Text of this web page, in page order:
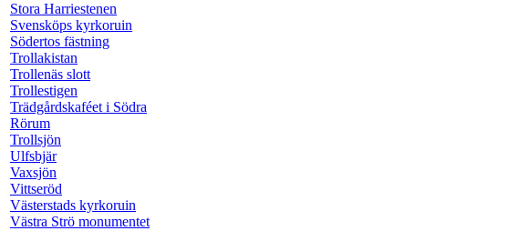
Stora Harriestenen
Svensköps kyrkoruin
Södertos fästning
Trollakistan
Trollenäs slott
Trollestigen
Trädgårdskaféet i Södra
Rörum
Trollsjön
Ulfsbjär
Vaxsjön
Vittseröd
Västerstads kyrkoruin
Västra Strö monumentet